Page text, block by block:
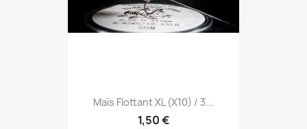
Maïs Flottant XL (x10) / 3...
1,50 €